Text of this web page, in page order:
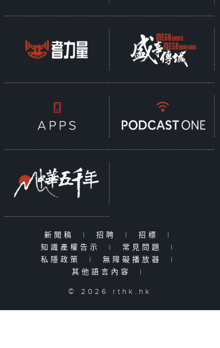
新聞稿 | 招聘 | 招標
|
知識產權告示
| 常見問題
|
私隱政策
| 無障礙播放器
|
其他語言內容
|
© 2026 rthk.hk